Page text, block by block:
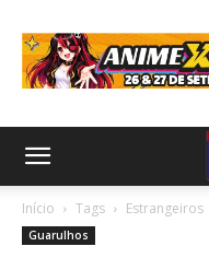
Início Tags Estrangeiros
Guarulhos